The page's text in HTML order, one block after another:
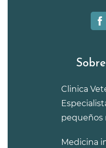
Clinica
pequeños
Medicina